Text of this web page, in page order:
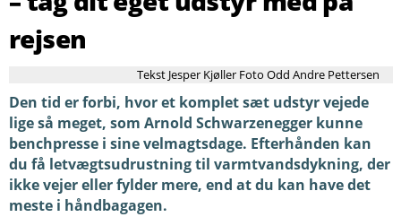
rejsen
Tekst Jesper Kjøller Foto Odd Andre Pettersen
Den tid er forbi, hvor et komplet sæt udstyr vejede
lige så meget, som Arnold Schwarzenegger kunne
benchpresse i sine velmagtsdage. Efterhånden kan
du få letvægtsudrustning til varmtvandsdykning, der
ikke vejer eller fylder mere, end at du kan have det
meste i håndbagagen.